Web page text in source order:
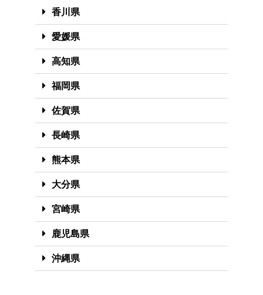
香川県
愛媛県
高知県
福岡県
佐賀県
長崎県
熊本県
大分県
宮崎県
鹿児島県
沖縄県